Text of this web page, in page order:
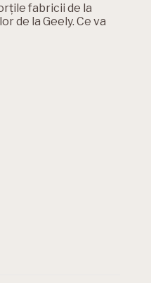
fabricii de la
de la Geely. Ce va